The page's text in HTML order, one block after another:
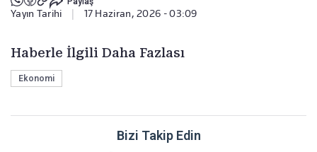
Yayın Tarihi 17 Haziran, 2026 - 03:09
Haberle İlgili Daha Fazlası
Ekonomi
Bizi Takip Edin